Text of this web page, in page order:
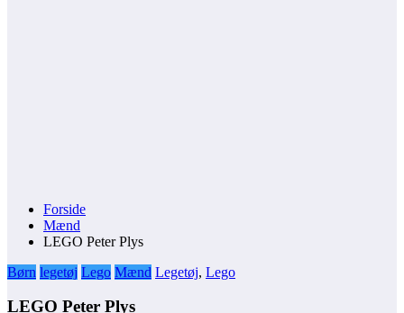
Forside
Mænd
LEGO Peter Plys
Børn legetøj Lego Mænd Legetøj, Lego
LEGO Peter Plys